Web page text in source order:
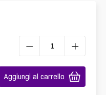
Aggiungi al carrello